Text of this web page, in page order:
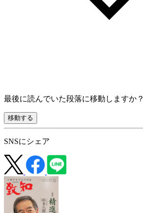
最後に読んでいた段落に移動しますか？
移動する
SNSにシェア